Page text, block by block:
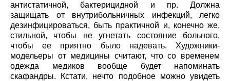
антистатичной, бактерицидной и пр. Должна
защищать от внутрибольничных инфекций, легко
дезинфицироваться, быть практичной и, конечно же,
стильной, чтобы не угнетать состояние больного,
чтобы ее приятно было надевать. Художники-
модельеры от медицины считают, что со временем
одежда медиков вообще будет напоминать
скафандры. Кстати, нечто подобное можно увидеть